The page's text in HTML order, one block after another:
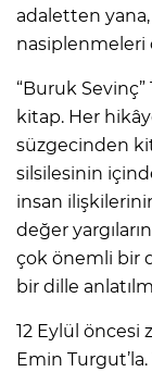
adaletten
nasiplenmeleri
“Buruk Sevinç”
kitap. Her
süzgecinden
silsilesinin
insan
değer
çok önemli bir
bir dille
12 Eylül öncesi
Emin Turgut’la.